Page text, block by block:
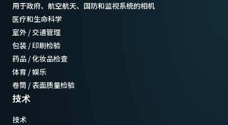
用于政府、航空航天、国防和监视系统的相机
医疗和生命科学
室外 / 交通管理
包装 / 印刷检验
药品 / 化妆品检查
体育 / 娱乐
卷筒 / 表面质量检验
技术
技术